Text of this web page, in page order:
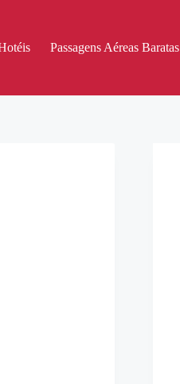
Passagens Aéreas Baratas